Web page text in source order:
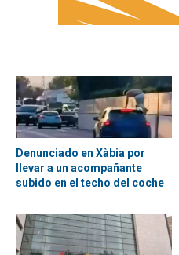
Denunciado en Xàbia por
llevar a un acompañante
subido en el techo del coche